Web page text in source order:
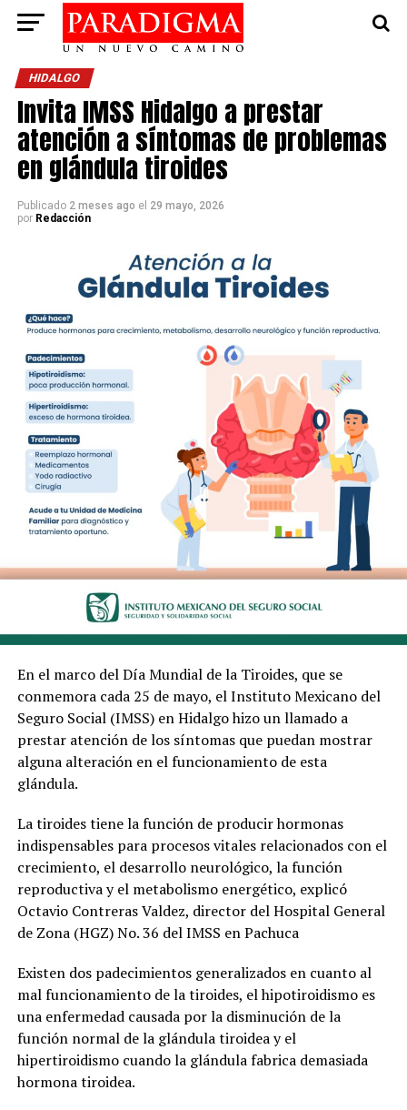
HIDALGO
Invita IMSS Hidalgo a prestar
atención a síntomas de problemas
en glándula tiroides
Publicado 2 meses ago el 29 mayo, 2026
por Redacción
En el marco del Día Mundial de la Tiroides, que se
conmemora cada 25 de mayo, el Instituto Mexicano del
Seguro Social (IMSS) en Hidalgo hizo un llamado a
prestar atención de los síntomas que puedan mostrar
alguna alteración en el funcionamiento de esta
glándula.
La tiroides tiene la función de producir hormonas
indispensables para procesos vitales relacionados con el
crecimiento, el desarrollo neurológico, la función
reproductiva y el metabolismo energético, explicó
Octavio Contreras Valdez, director del Hospital General
de Zona (HGZ) No. 36 del IMSS en Pachuca
Existen dos padecimientos generalizados en cuanto al
mal funcionamiento de la tiroides, el hipotiroidismo es
una enfermedad causada por la disminución de la
función normal de la glándula tiroidea y el
hipertiroidismo cuando la glándula fabrica demasiada
hormona tiroidea.